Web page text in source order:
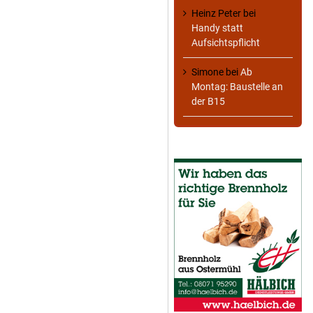
Heinz Peter bei
Handy statt
Aufsichtspflicht
Simone beiAb
Montag: Baustelle an
der B15